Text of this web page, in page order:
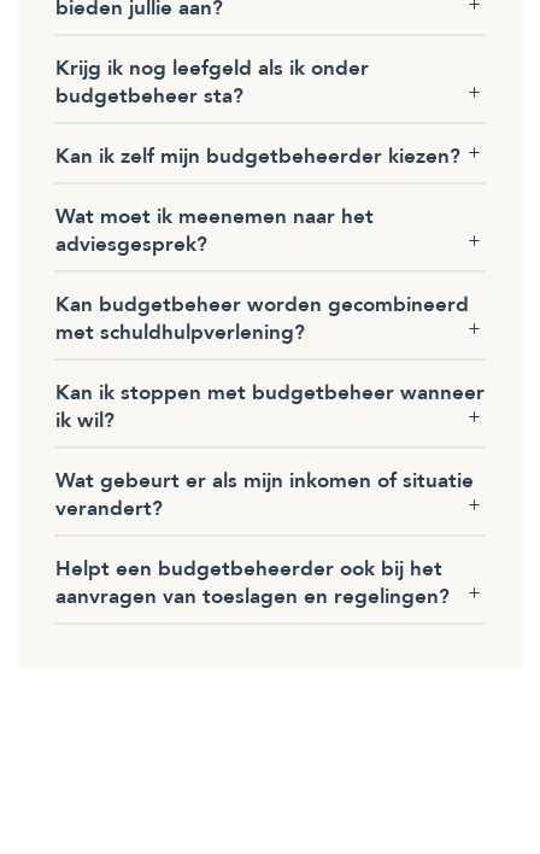
bieden jullie aan?
Krijg ik nog leefgeld als ik onder
budgetbeheer sta?
Kan ik zelf mijn budgetbeheerder kiezen?
Wat moet ik meenemen naar het
adviesgesprek?
Kan budgetbeheer worden gecombineerd
met schuldhulpverlening?
Kan ik stoppen met budgetbeheer wanneer
ik wil?
Wat gebeurt er als mijn inkomen of situatie
verandert?
Helpt een budgetbeheerder ook bij het
aanvragen van toeslagen en regelingen?